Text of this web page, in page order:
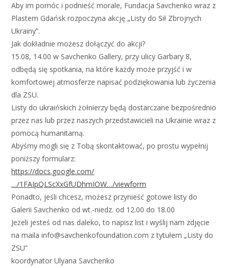
Aby im pomóc i podnieść morale, Fundacja Savchenko wraz z
Plastem Gdańsk rozpoczyna akcję „Listy do Sił Zbrojnych
Ukrainy”.
Jak dokładnie możesz dołączyć do akcji?
15.08, 14.00 w Savchenko Gallery, przy ulicy Garbary 8,
odbędą się spotkania, na które każdy może przyjść i w
komfortowej atmosferze napisać podziękowania lub życzenia
dla ZSU.
Listy do ukraińskich żołnierzy będą dostarczane bezpośrednio
przez nas lub przez naszych przedstawicieli na Ukrainie wraz z
pomocą humanitarną.
Abyśmy mogli się z Tobą skontaktować, po prostu wypełnij
poniższy formularz:
https://docs.google.com/
…/1FAIpQLScXxGfUDhmIOW…/viewform
Ponadto, jeśli chcesz, możesz przynieść gotowe listy do
Galerii Savchenko od wt.-niedz. od 12.00 do 18.00
Jeżeli jesteś od nas daleko, to napisz list i wyślij nam zdjęcie
na maila info@savchenkofoundation.com z tytułem „Listy do
ZSU”
koordynator Ulyana Savchenko